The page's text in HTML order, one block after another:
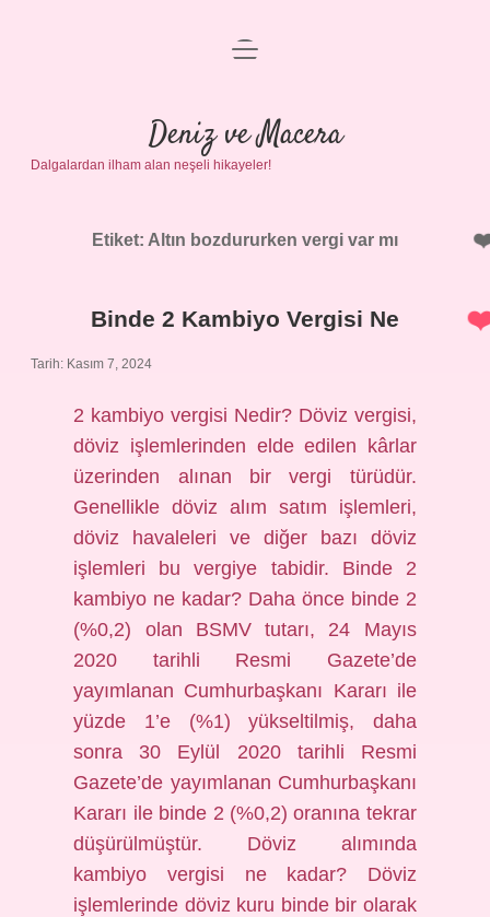
Anasayfa
Gizlilik Politikası
Yasal Uyarı
menüyü
Deniz ve Macera
Dalgalardan ilham alan neşeli hikayeler!
Etiket: Altın bozdururken vergi var mı
Binde 2 Kambiyo Vergisi Ne
Tarih: Kasım 7, 2024
2 kambiyo vergisi Nedir? Döviz vergisi,
döviz işlemlerinden elde edilen kârlar
üzerinden alınan bir vergi türüdür.
Genellikle döviz alım satım işlemleri,
döviz havaleleri ve diğer bazı döviz
işlemleri bu vergiye tabidir. Binde 2
kambiyo ne kadar? Daha önce binde 2
(%0,2) olan BSMV tutarı, 24 Mayıs
2020 tarihli Resmi Gazete’de
yayımlanan Cumhurbaşkanı Kararı ile
yüzde 1’e (%1) yükseltilmiş, daha
sonra 30 Eylül 2020 tarihli Resmi
Gazete’de yayımlanan Cumhurbaşkanı
Kararı ile binde 2 (%0,2) oranına tekrar
düşürülmüştür. Döviz alımında
kambiyo vergisi ne kadar? Döviz
işlemlerinde döviz kuru binde bir olarak